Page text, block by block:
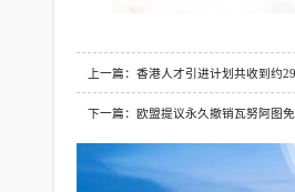
上一篇：香港人才引进计划共收到约
下一篇：欧盟提议永久撤销瓦努阿图